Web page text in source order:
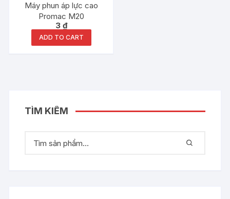
Máy phun áp lực cao
Promac M20
3 ₫
ADD TO CART
TÌM KIẾM